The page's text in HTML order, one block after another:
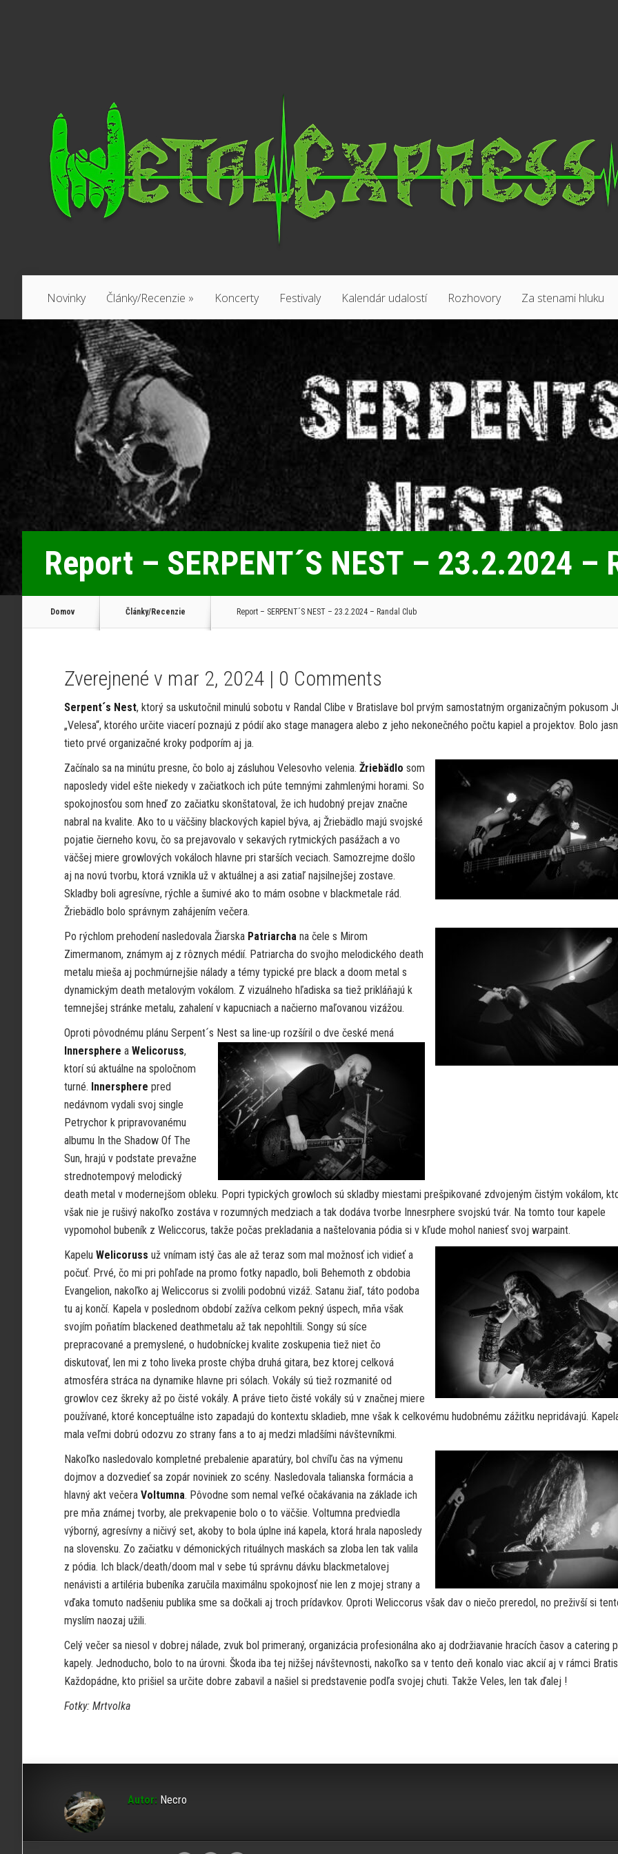
Novinky Články/Recenzie » Koncerty Festivaly Kalendár udalostí Rozhovory Za stenami hluku
Report – SERPENT´S NEST – 23.2.2024 –
Domov Články/Recenzie Report – SERPENT´S NEST – 23.2.2024 – Randal Club
Zverejnené v mar 2, 2024 | 0 Comments
Serpent´s Nest, ktorý sa uskutočnil minulú sobotu v Randal Clibe v Bratislave bol prvým samostatným organizačným pokusom
„Velesa“, ktorého určite viacerí poznajú z pódií ako stage managera alebo z jeho nekonečného počtu kapiel a projektov. Bolo
tieto prvé organizačné kroky podporím aj ja.
Začínalo sa na minútu presne, čo bolo aj zásluhou Velesovho velenia. Žriebädlo som
naposledy videl ešte niekedy v začiatkoch ich púte temnými zahmlenými horami. So
spokojnosťou som hneď zo začiatku skonštatoval, že ich hudobný prejav značne
nabral na kvalite. Ako to u väčšiny blackových kapiel býva, aj Žriebädlo majú svojské
pojatie čierneho kovu, čo sa prejavovalo v sekavých rytmických pasážach a vo
väčšej miere growlových vokáloch hlavne pri starších veciach. Samozrejme došlo
aj na novú tvorbu, ktorá vznikla už v aktuálnej a asi zatiaľ najsilnejšej zostave.
Skladby boli agresívne, rýchle a šumivé ako to mám osobne v blackmetale rád.
Žriebädlo bolo správnym zahájením večera.
Po rýchlom prehodení nasledovala Žiarska Patriarcha na čele s Mirom
Zimermanom, známym aj z rôznych médií. Patriarcha do svojho melodického death
metalu mieša aj pochmúrnejšie nálady a témy typické pre black a doom metal s
dynamickým death metalovým vokálom. Z vizuálneho hľadiska sa tiež prikláňajú k
temnejšej stránke metalu, zahalení v kapucniach a načierno maľovanou vizážou.
Oproti pôvodnému plánu Serpent´s Nest sa line-up rozšíril o dve české mená
Innersphere a Welicoruss,
ktorí sú aktuálne na spoločnom
turné. Innersphere pred
nedávnom vydali svoj single
Petrychor k pripravovanému
albumu In the Shadow Of The
Sun, hrajú v podstate prevažne
strednotempový melodický
death metal v modernejšom obleku. Popri typických growloch sú skladby miestami prešpikované zdvojeným čistým vokálom,
však nie je rušivý nakoľko zostáva v rozumných medziach a tak dodáva tvorbe Innesrphere svojskú tvár. Na tomto tour kapele
vypomohol bubeník z Weliccorus, takže počas prekladania a naštelovania pódia si v kľude mohol naniesť svoj warpaint.
Kapelu Welicoruss už vnímam istý čas ale až teraz som mal možnosť ich vidieť a
počuť. Prvé, čo mi pri pohľade na promo fotky napadlo, boli Behemoth z obdobia
Evangelion, nakoľko aj Weliccorus si zvolili podobnú vizáž. Satanu žiaľ, táto podoba
tu aj končí. Kapela v poslednom období zažíva celkom pekný úspech, mňa však
svojím poňatím blackened deathmetalu až tak nepohltili. Songy sú síce
prepracované a premyslené, o hudobníckej kvalite zoskupenia tiež niet čo
diskutovať, len mi z toho liveka proste chýba druhá gitara, bez ktorej celková
atmosféra stráca na dynamike hlavne pri sólach. Vokály sú tiež rozmanité od
growlov cez škreky až po čisté vokály. A práve tieto čisté vokály sú v značnej miere
používané, ktoré konceptuálne isto zapadajú do kontextu skladieb, mne však k celkovému hudobnému zážitku nepridávajú.
mala veľmi dobrú odozvu zo strany fans a to aj medzi mladšími návštevníkmi.
Nakoľko nasledovalo kompletné prebalenie aparatúry, bol chvíľu čas na výmenu
dojmov a dozvedieť sa zopár noviniek zo scény. Nasledovala talianska formácia a
hlavný akt večera Voltumna. Pôvodne som nemal veľké očakávania na základe ich
pre mňa známej tvorby, ale prekvapenie bolo o to väčšie. Voltumna predviedla
výborný, agresívny a ničivý set, akoby to bola úplne iná kapela, ktorá hrala naposledy
na slovensku. Zo začiatku v démonických rituálnych maskách sa zloba len tak valila
z pódia. Ich black/death/doom mal v sebe tú správnu dávku blackmetalovej
nenávisti a artiléria bubeníka zaručila maximálnu spokojnosť nie len z mojej strany a
vďaka tomuto nadšeniu publika sme sa dočkali aj troch prídavkov. Oproti Weliccorus však dav o niečo preredol, no preživší si
myslím naozaj užili.
Celý večer sa niesol v dobrej nálade, zvuk bol primeraný, organizácia profesionálna ako aj dodržiavanie hracích časov a catering
kapely. Jednoducho, bolo to na úrovni. Škoda iba tej nižšej návštevnosti, nakoľko sa v tento deň konalo viac akcií aj v rámci
Každopádne, kto prišiel sa určite dobre zabavil a našiel si predstavenie podľa svojej chuti. Takže Veles, len tak ďalej !
Fotky: Mrtvolka
Autor: Necro